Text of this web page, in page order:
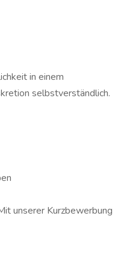
in einem
selbstverständlich.
unserer Kurzbewerbung